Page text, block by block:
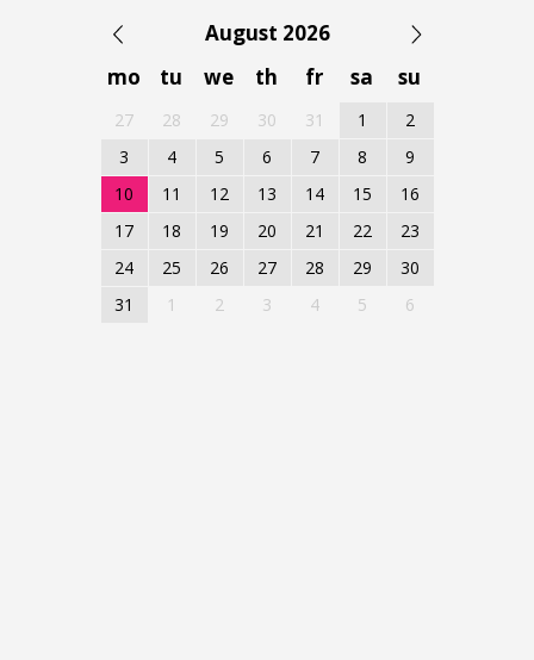
August 2026
mo
tu we th fr sa su
27 28 29 30 31 1
2
3
4 5 6 7 8
9
10
11 12 13 14 15
16
17
18 19 20 21 22
23
24
25 26 27 28 29
30
31
1 2 3 4 5 6